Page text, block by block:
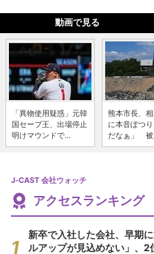
動画で見る
「異物使用疑惑」元韓
国セーブ王、出場停止
明けマウンドで...
熊本市長、
に本音ぽつ
だなぁ」 被
J-CAST 会社ウォッチ
アクセスランキング
新卒で入社した会社、早期
ルアップが見込めない」、